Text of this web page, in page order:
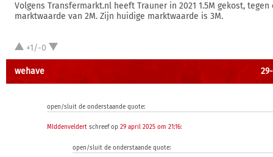
Volgens Transfermarkt.nl heeft Trauner in 2021 1.5M gekost, tegen
marktwaarde van 2M. Zijn huidige marktwaarde is 3M.
+1/-0
wehave
open/sluit de onderstaande quote:
MIddenveldertschreef op 29 april 2025 om 21:16:
open/sluit de onderstaande quote: